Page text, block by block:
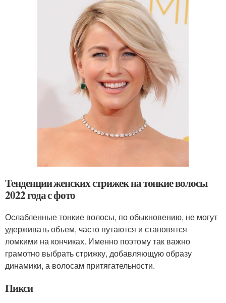
Тенденции женских стрижек на тонкие волосы
2022 года с фото
Ослабленные тонкие волосы, по обыкновению, не могут
удерживать объем, часто путаются и становятся
ломкими на кончиках. Именно поэтому так важно
грамотно выбрать стрижку, добавляющую образу
динамики, а волосам притягательности.
Пикси